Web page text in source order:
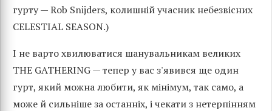
гурту — Rob Snijders, колишній учасник небезвісних
CELESTIAL SEASON.)
І не варто хвилюватися шанувальникам великих
THE GATHERING — тепер у вас з'явився ще один
гурт, який можна любити, як мінімум, так само, а
може й сильніше за останніх, і чекати з нетерпінням